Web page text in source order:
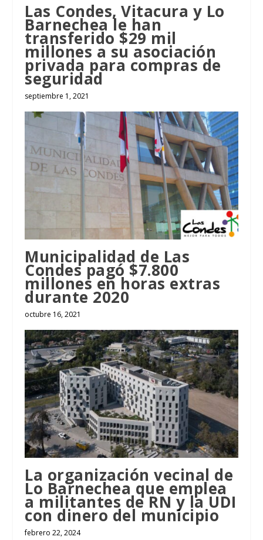
Las Condes, Vitacura y Lo
Barnechea le han
transferido $29 mil
millones a su asociación
privada para compras de
seguridad
septiembre 1, 2021
Municipalidad de Las
Condes pagó $7.800
millones en horas extras
durante 2020
octubre 16, 2021
La organización vecinal de
Lo Barnechea que emplea
a militantes de RN y la UDI
con dinero del municipio
febrero 22, 2024